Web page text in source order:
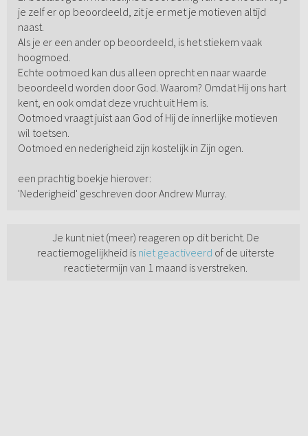
je zelf er op beoordeeld, zit je er met je motieven altijd
naast.
Als je er een ander op beoordeeld, is het stiekem vaak
hoogmoed.
Echte ootmoed kan dus alleen oprecht en naar waarde
beoordeeld worden door God. Waarom? Omdat Hij ons hart
kent, en ook omdat deze vrucht uit Hem is.
Ootmoed vraagt juist aan God of Hij de innerlijke motieven
wil toetsen.
Ootmoed en nederigheid zijn kostelijk in Zijn ogen.
een prachtig boekje hierover:
'Nederigheid' geschreven door Andrew Murray.
Je kunt niet (meer) reageren op dit bericht. De
reactiemogelijkheid is niet geactiveerd of de uiterste
reactietermijn van 1 maand is verstreken.